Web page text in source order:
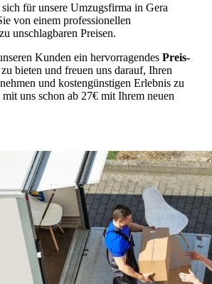
für unsere Umzugsfirma in Gera
von einem professionellen
unschlagbaren Preisen.
Kunden ein hervorragendes Preis-
zu bieten und freuen uns darauf, Ihren
und kostengünstigen Erlebnis zu
uns schon ab 27€ mit Ihrem neuen